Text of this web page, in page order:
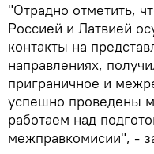
"Отрадно отметить,
Россией и Латвией
контакты на
направлениях,
приграничное и
успешно проведены
работаем над
межправкомисии", -